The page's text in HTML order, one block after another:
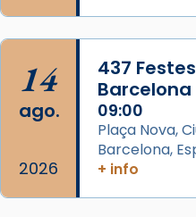
Arquebisbat de
2 weeks ago
Memòria de les
Semproniana, verges
Acompanyant la
partir de l’Edat
14
ago.
2026
437
09:00
Plaça Nova,
Barcelona,
+ info